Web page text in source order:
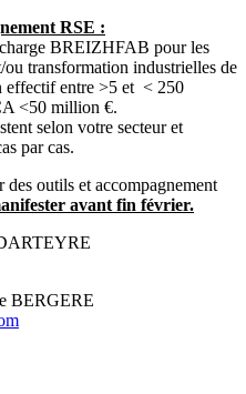
RSE :
BREIZHFAB pour les
transformation industrielles de
effectif entre >5 et < 250
<50 million €.
selon votre secteur et
par cas.
outils et accompagnement
avant fin février.